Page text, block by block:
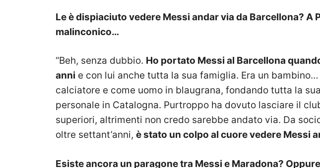
Le è dispiaciuto vedere Messi andar via da Barcellona? A
malinconico…
“Beh, senza dubbio. Ho portato Messi al Barcellona
anni e con lui anche tutta la sua famiglia. Era un
calciatore e come uomo in blaugrana, fondando tutta la
personale in Catalogna. Purtroppo ha dovuto lasciare il
superiori, altrimenti non credo sarebbe andato via. Da
oltre settant’anni, è stato un colpo al cuore vedere Messi
Esiste ancora un paragone tra Messi e Maradona?